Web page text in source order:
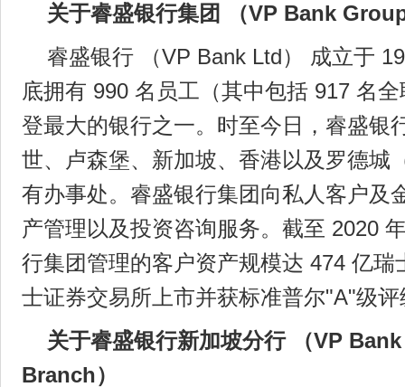
关于睿盛银行集团 （VP Bank
睿盛银行 （VP Bank Ltd） 成立于
底拥有 990 名员工（其中包括 917 名
登最大的银行之一。时至今日，睿盛银
世、卢森堡、新加坡、香港以及罗德城
有办事处。睿盛银行集团向私人客户及
产管理以及投资咨询服务。截至 2020
行集团管理的客户资产规模达 474 亿瑞
士证券交易所上市并获标准普尔"A"级评
关于睿盛银行新加坡分行 （VP
Branch）